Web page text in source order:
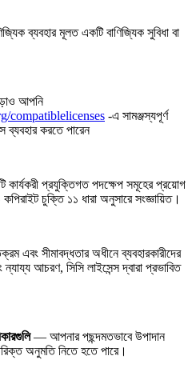
ব্যবহার মূলত একটি বাণিজ্যিক সুবিধা বা
আপনি
compatiblelicenses -এ সামঞ্জস্যপূর্ণ
ব্যবহার করতে পারেন
কার্যকরী প্রযুক্তিগত পদক্ষেপ সমূহের প্রয়োগ
চুক্তি ১১ ধারা অনুসারে সংজ্ঞায়িত।
এবং সীমাবদ্ধতার অধীনে ব্যবহারকারীদের
আচরণ, সিসি লাইসেন্স দ্বারা প্রভাবিত
— আপনার পছন্দমতভাবে উপাদান
অনুমতি নিতে হতে পারে।